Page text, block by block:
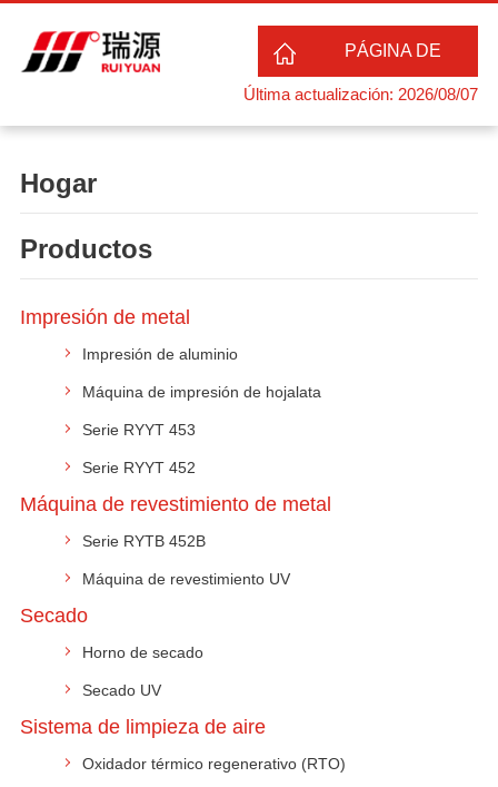
PÁGINA DE
HOGAR
Última actualización: 2026/08/07
Hogar
Productos
Impresión de metal
Impresión de aluminio
Máquina de impresión de hojalata
Serie RYYT 453
Serie RYYT 452
Máquina de revestimiento de metal
Serie RYTB 452B
Máquina de revestimiento UV
Secado
Horno de secado
Secado UV
Sistema de limpieza de aire
Oxidador térmico regenerativo (RTO)